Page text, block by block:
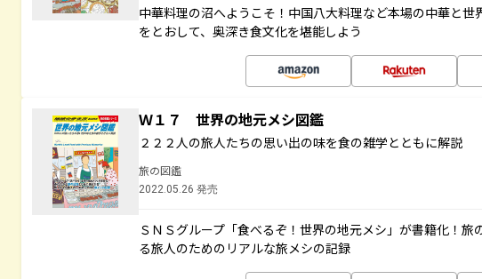
中華料理の沼へようこそ！中国八大料理など本場の中華と
をとおして、奥深き食文化を堪能しよう
Ｗ１７ 世界の地元メシ図鑑
２２２人の旅人たちの思い出の味を食の雑学とともに解説
旅の図鑑
2022.05.26 発売
ＳＮＳグループ「食べるぞ！世界の地元メシ」が書籍化！旅
る旅人のためのリアルな旅メシの記録